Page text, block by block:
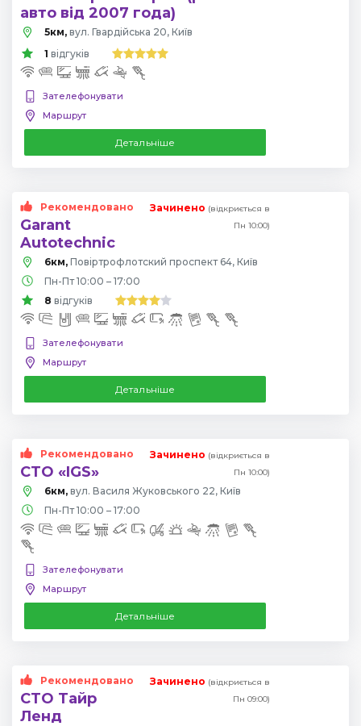
авто від 2007 года)
5км, вул. Гвардійська 20, Київ
1 відгуків
Зателефонувати
Маршрут
Детальніше
Рекомендовано
Garant
Autotechnic
Зачинено (відкриється в
Пн 10:00)
6км,
Повіртрофлотский проспект 64, Київ
Пн-Пт 10:00 – 17:00
8 відгуків
Зателефонувати
Маршрут
Детальніше
Рекомендовано
СТО «IGS»
Зачинено (відкриється в
Пн 10:00)
6км, вул. Василя Жуковського 22, Київ
Пн-Пт 10:00 – 17:00
Зателефонувати
Маршрут
Детальніше
Рекомендовано
СТО Тайр
Ленд
Зачинено (відкриється в
Пн 09:00)